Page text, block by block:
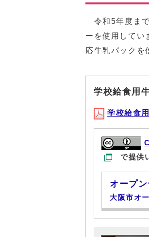
令和5年度まで
ーを使用してい
応牛乳パックを
学校給食用
学校給食
で提供
オープ
大阪市オ